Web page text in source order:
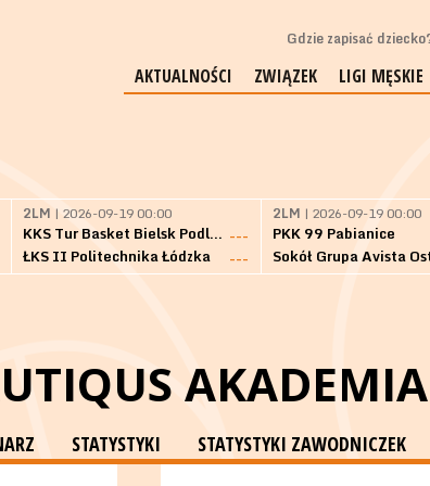
Gdzie zapisać
AKTUALNOŚCI ZWIĄZEK LIGI MĘSKIE
2LM | 2026-09-19 00:00
KKS Tur Basket Bielsk Podlaski ---
ŁKS II Politechnika Łódzka
---
2LM | 2026-09-19 00:00
PKK 99 Pabianice
STATYSTYKI STATYSTYKI ZAWODNICZEK